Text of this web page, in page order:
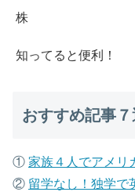
株
知ってると便利！
おすすめ記事７
① 家族４人でアメリ
② 留学なし！独学で